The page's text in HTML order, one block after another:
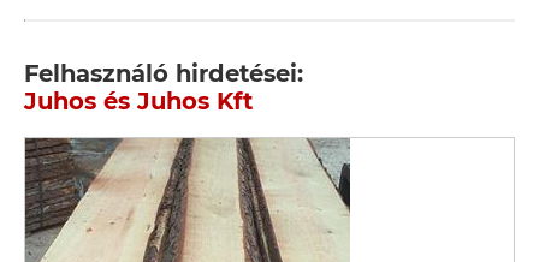
Felhasználó hirdetései:
Juhos és Juhos Kft